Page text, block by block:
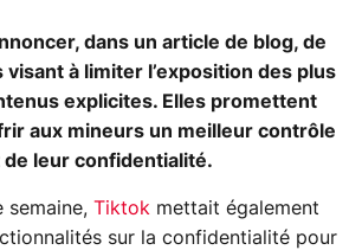
dans un article de blog, de
à limiter l’exposition des plus
explicites. Elles promettent
aux mineurs un meilleur contrôle
de leur confidentialité.
semaine, Tiktok mettait également
sur la confidentialité pour